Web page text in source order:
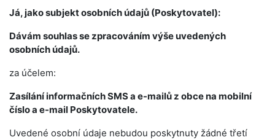
Já, jako subjekt osobních údajů (Poskytovatel):
Dávám souhlas se zpracováním výše uvedených
osobních údajů.
za účelem:
Zasílání informačních SMS a e-mailů z obce na mobilní
číslo a e-mail Poskytovatele.
Uvedené osobní údaje nebudou poskytnuty žádné třetí